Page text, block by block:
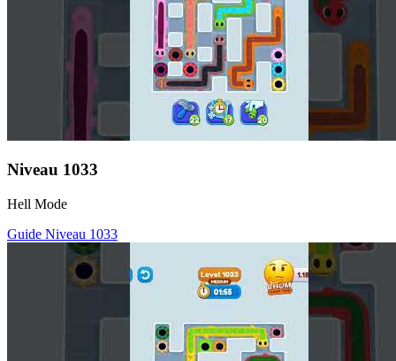
Niveau 1033
Hell Mode
Guide Niveau 1033